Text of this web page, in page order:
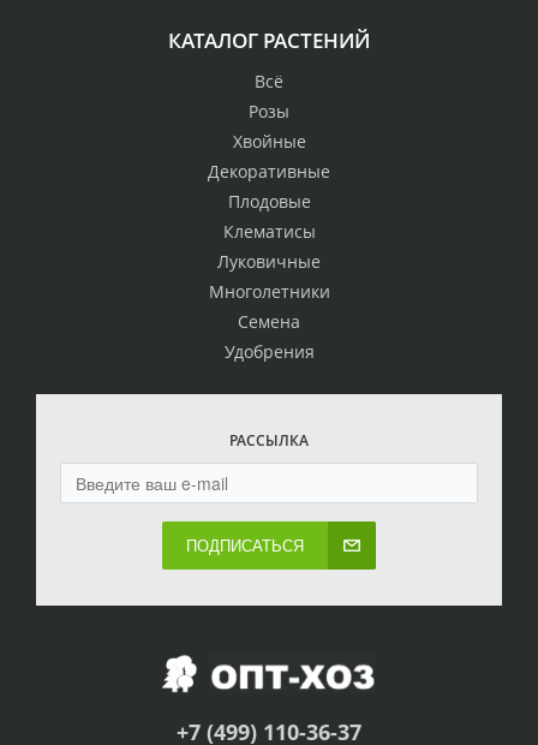
КАТАЛОГ РАСТЕНИЙ
Всё
Розы
Хвойные
Декоративные
Плодовые
Клематисы
Луковичные
Многолетники
Семена
Удобрения
РАССЫЛКА
ПОДПИСАТЬСЯ
+7 (499) 110-36-37